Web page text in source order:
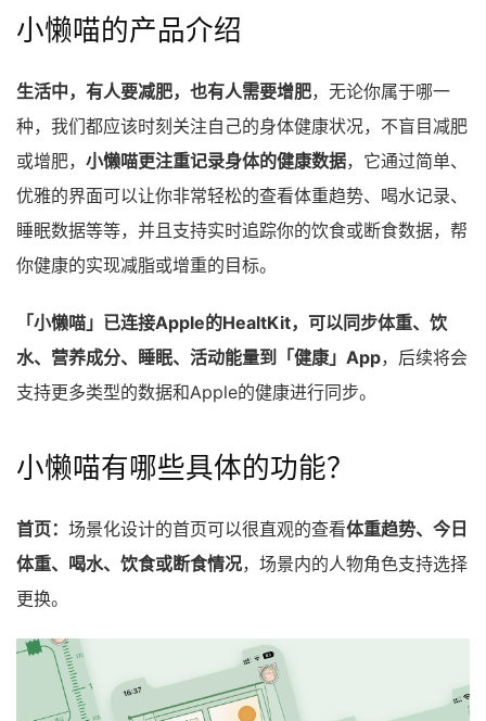
小懒喵的产品介绍
生活中，有人要减肥，也有人需要增肥，无论你属于哪一
种，我们都应该时刻关注自己的身体健康状况，不盲目减肥
或增肥， 小懒喵更注重记录身体的健康数据，它通过简单、
优雅的界面可以让你非常轻松的查看体重趋势、喝水记录、
睡眠数据等等，并且支持实时追踪你的饮食或断食数据，帮
你健康的实现减脂或增重的目标。
「小懒喵」已连接Apple的HealtKit，可以同步体重、饮
水、营养成分、睡眠、活动能量到「健康」App，后续将会
支持更多类型的数据和Apple的健康进行同步。
小懒喵有哪些具体的功能？
首页： 场景化设计的首页可以很直观的查看体重趋势、今日
体重、喝水、饮食或断食情况，场景内的人物角色支持选择
更换。